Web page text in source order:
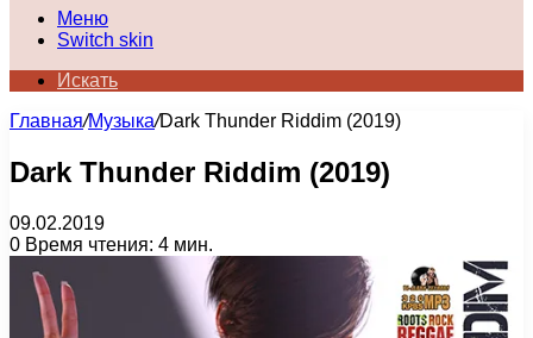
Меню
Switch skin
Искать
Главная/Музыка/Dark Thunder Riddim (2019)
Dark Thunder Riddim (2019)
09.02.2019
0 Время чтения: 4 мин.